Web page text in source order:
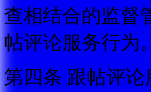
查相结合的监督
帖评论服务行为。
第四条 跟帖评